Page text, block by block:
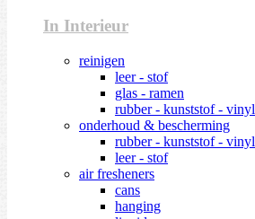
In Interieur
reinigen
leer - stof
glas - ramen
rubber - kunststof - vinyl
onderhoud & bescherming
rubber - kunststof - vinyl
leer - stof
air fresheners
cans
hanging